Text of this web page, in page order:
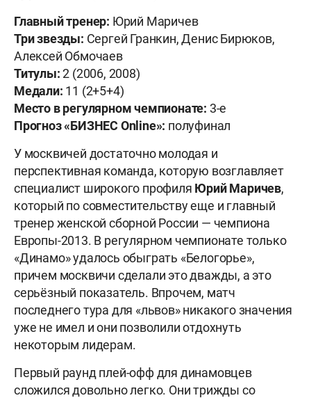
Главный тренер: Юрий Маричев
Три звезды: Сергей Гранкин, Денис Бирюков,
Алексей Обмочаев
Титулы:2 (2006, 2008)
Медали: 11 (2+5+4)
Место в регулярном чемпионате: 3-е
Прогноз «БИЗНЕС Online»: полуфинал
У москвичей достаточно молодая и
перспективная команда, которую возглавляет
специалист широкого профиля Юрий Маричев,
который по совместительству еще и главный
тренер женской сборной России — чемпиона
Европы-2013. В регулярном чемпионате только
«Динамо» удалось обыграть «Белогорье»,
причем москвичи сделали это дважды, а это
серьёзный показатель. Впрочем, матч
последнего тура для «львов» никакого значения
уже не имел и они позволили отдохнуть
некоторым лидерам.
Первый раунд плей-офф для динамовцев
сложился довольно легко. Они трижды со